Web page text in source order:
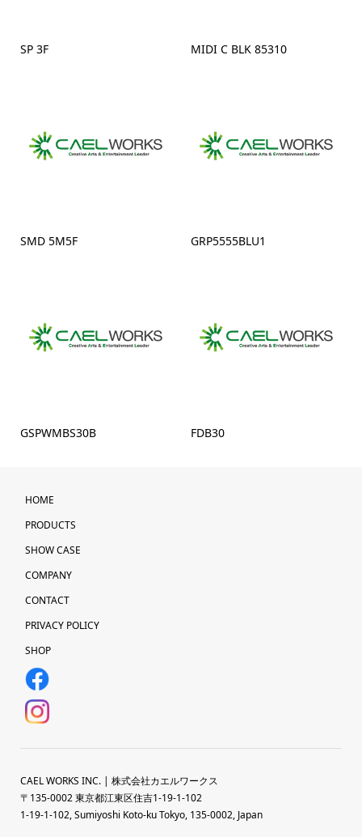
SP 3F MIDI C BLK 85310
SMD 5M5F GRP5555BLU1
GSPWMBS30B FDB30
HOME
PRODUCTS
SHOW CASE
COMPANY
CONTACT
PRIVACY POLICY
SHOP
CAEL WORKS INC. | 株式会社カエルワークス
〒135-0002 東京都江東区住吉1-19-1-102
1-19-1-102, Sumiyoshi Koto-ku Tokyo, 135-0002, Japan